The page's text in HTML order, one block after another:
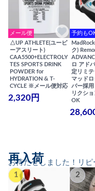
メール便
△UP ATHLETE(ユーピ
ーアスリート)
CAA5500+ELECTROLY
TES SPORTS DRINK
POWDER for
HYDRATION & T-
CYCLE ※メール便対応
2,320円
予約も
ク)
ロ アド
定リミ
マッドロ
バー採
リクシ
OK
お待たせしました！リ
再入荷
1 2